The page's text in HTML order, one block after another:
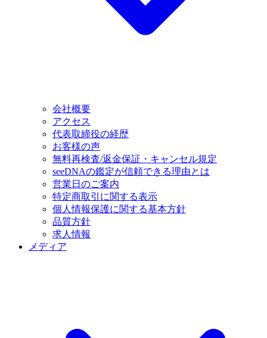
会社概要
アクセス
代表取締役の経歴
お客様の声
無料再検査/返金保証・キャンセル規定
seeDNAの鑑定が信頼できる理由とは
営業日のご案内
特定商取引に関する表示
個人情報保護に関する基本方針
品質方針
求人情報
メディア